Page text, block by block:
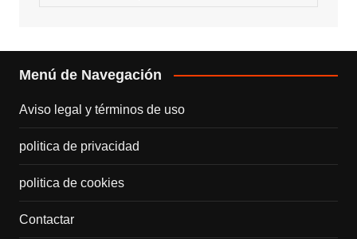
Menú de Navegación
Aviso legal y términos de uso
politica de privacidad
politica de cookies
Contactar